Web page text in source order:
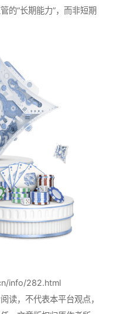
的“长期能力”，而非短期
info/282.html
读，不代表本平台观点，